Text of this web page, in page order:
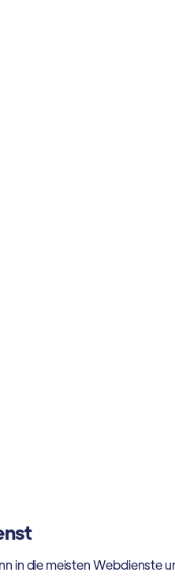
in die meisten Webdienste